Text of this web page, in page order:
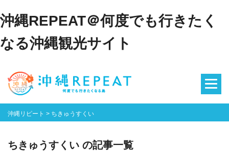
沖縄REPEAT＠何度でも行きたく
なる沖縄観光サイト
沖縄リピート > ちきゅうすくい
ちきゅうすくい の記事一覧